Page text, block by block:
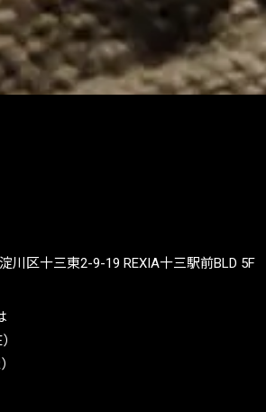
川区十三東2-9-19 REXIA十三駅前BLD 5F